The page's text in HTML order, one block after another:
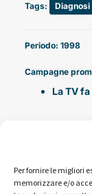
Per fornire le migliori
memorizzare e/o
Tags:
Diagnosi
Periodo: 1998
Campagne
La TV